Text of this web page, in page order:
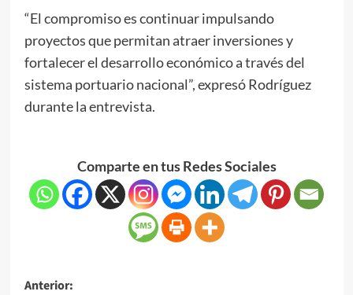
“El compromiso es continuar impulsando
proyectos que permitan atraer inversiones y
fortalecer el desarrollo económico a través del
sistema portuario nacional”, expresó Rodríguez
durante la entrevista.
Comparte en tus Redes Sociales
Anterior: